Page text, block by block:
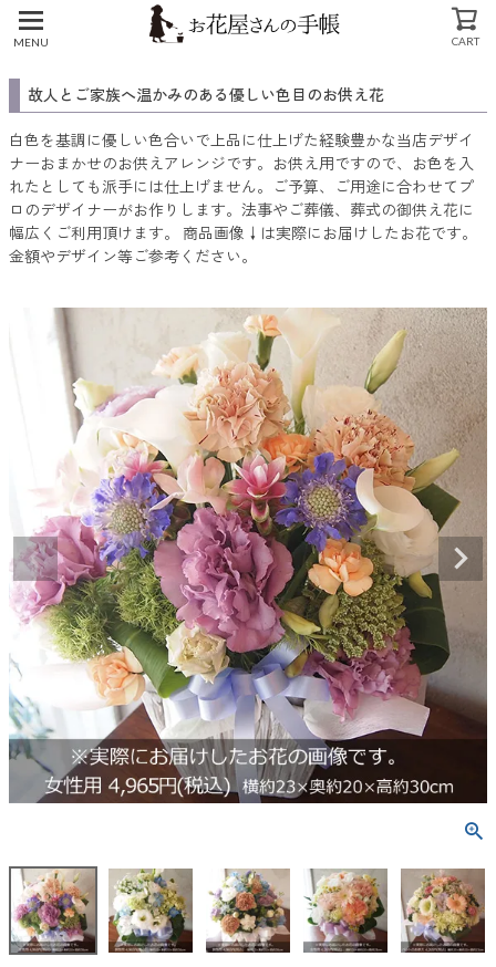
MENU CART
故人とご家族へ温かみのある優しい色目のお供え花
白色を基調に優しい色合いで上品に仕上げた経験豊かな当店デザイ
ナーおまかせのお供えアレンジです。お供え用ですので、お色を入
れたとしても派手には仕上げません。ご予算、ご用途に合わせてプ
ロのデザイナーがお作りします。法事やご葬儀、葬式の御供え花に
幅広くご利用頂けます。 商品画像↓は実際にお届けしたお花です。
金額やデザイン等ご参考ください。